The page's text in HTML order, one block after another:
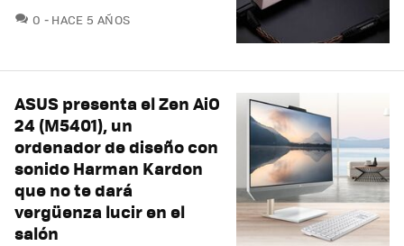
0 COMENTARIOS
HACE 5 AÑOS
ASUS presenta el Zen AiO
24 (M5401), un
ordenador de diseño con
sonido Harman Kardon
que no te dará
vergüenza lucir en el
salón